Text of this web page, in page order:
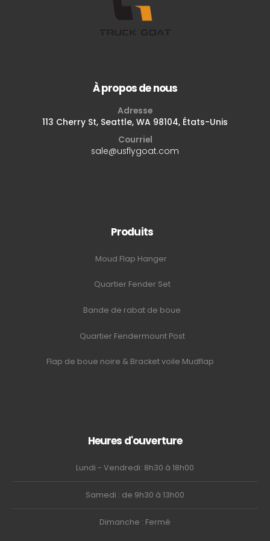
À propos de nous
Adresse
113 Cherry St, Seattle, WA 98104, États-Unis
Courriel
sale@usflygoat.com
Produits
Moud Flap Hanger
Quartier Fender Set
Bande de rabat de boue
Quartier Fendermount Post
Flap de boue noire & Bracket voile Mudflap
Heures d'ouverture
Lundi - Vendredi: 8h30 à 18h00
Samedi : de 9h30 à 13h00
Dimanche : Fermé